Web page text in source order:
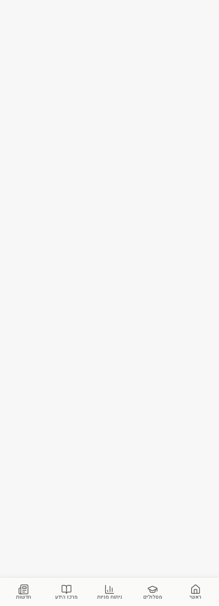
ראשי מסלולים ניתוח מניות מרכז הידע חדשות